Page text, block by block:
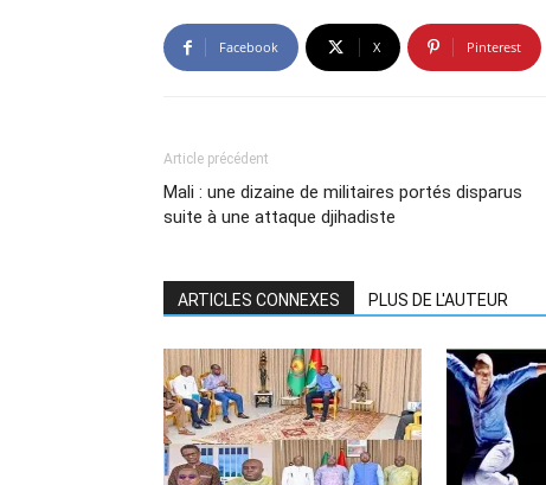
Facebook X Pinterest
Article précédent
Mali : une dizaine de militaires portés disparus
suite à une attaque djihadiste
ARTICLES CONNEXES PLUS DE L'AUTEUR